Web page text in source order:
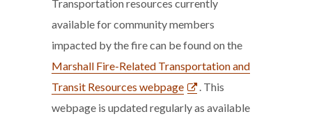
Transportation resources currently
available for community members
impacted by the fire can be found on the
Marshall Fire-Related Transportation and
Transit Resources webpage
. This
webpage is updated regularly as available